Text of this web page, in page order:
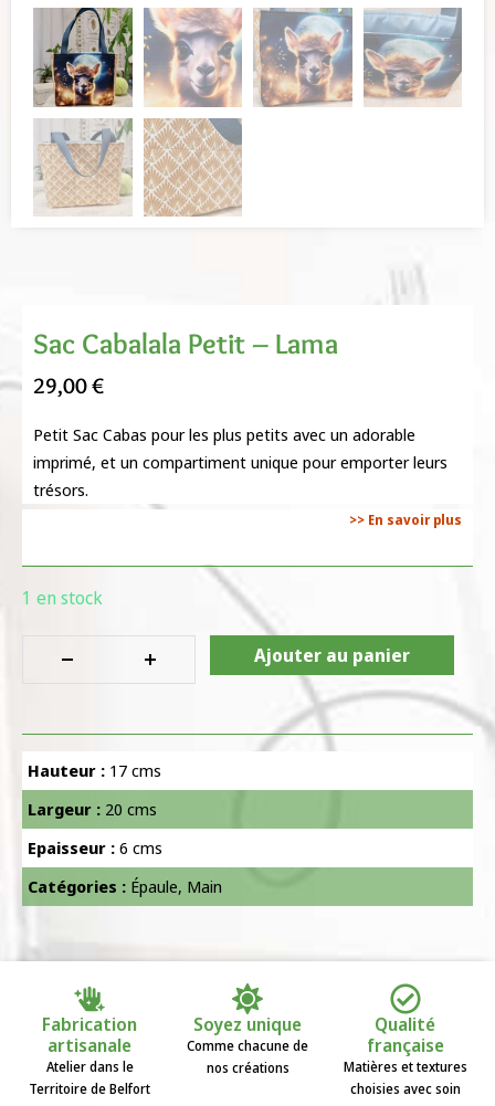
Sac Cabalala Petit – Lama
29,00€
Petit Sac Cabas pour les plus petits avec un adorable
imprimé, et un compartiment unique pour emporter leurs
trésors.
>> En savoir plus
1 en stock
Ajouter au panier
Hauteur : 17 cms
Largeur : 20 cms
Epaisseur : 6 cms
Catégories : Épaule, Main
Fabrication
artisanale
Atelier dans le
Territoire de Belfort
Soyez unique
Comme chacune de
nos créations
Qualité
française
Matières et textures
choisies avec soin